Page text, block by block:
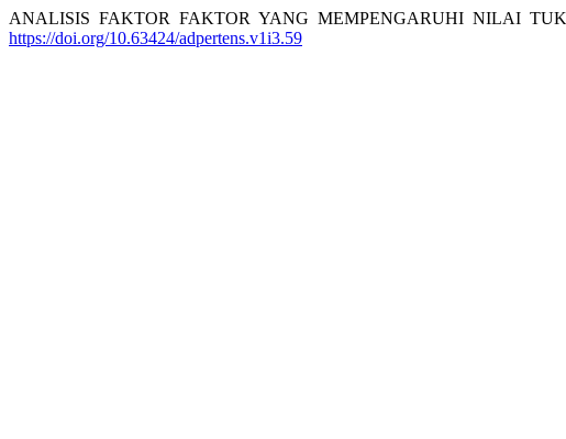
ANALISIS FAKTOR FAKTOR YANG MEMPENGARUHI NILAI
https://doi.org/10.63424/adpertens.v1i3.59